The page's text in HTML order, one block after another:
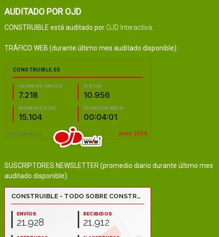
AUDITADO POR OJD
CONSTRUIBLE está auditado por OJD Interactiva
TRÁFICO WEB (durante último mes auditado disponible):
SUSCRIPTORES NEWSLETTER (promedio diario durante último mes
auditado disponible):